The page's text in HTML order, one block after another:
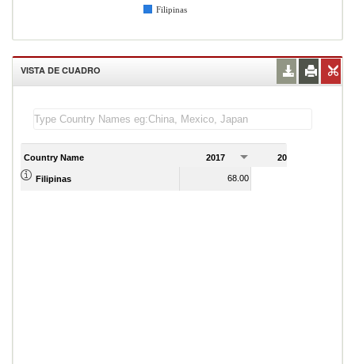
Filipinas
VISTA DE CUADRO
Country Name 2017 2018
Filipinas 68.00